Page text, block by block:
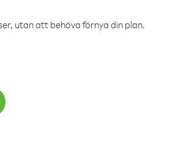
utan att behöva förnya din plan.